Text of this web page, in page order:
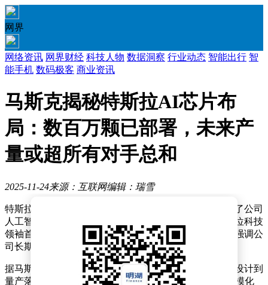
网界
网络资讯 网界财经 科技人物 数据洞察 行业动态 智能出行 智
能手机 数码极客 商业资讯
马斯克揭秘特斯拉AI芯片布
局：数百万颗已部署，未来产
量或超所有对手总和
2025-11-24来源：互联网编辑：瑞雪
特斯拉首席执行官埃隆・马斯克近日通过社交平台披露了公司
人工智能芯片研发的最新进展，引发行业高度关注。这位科技
领袖首次系统性阐述了特斯拉在芯片领域的战略布局，强调公
司长期投入的AI芯片研发已形成完整技术体系。
据马斯克介绍，特斯拉组建的芯片工程团队拥有从架构设计到
量产落地的全链条能力，其自主研发的AI芯片已形成规模化